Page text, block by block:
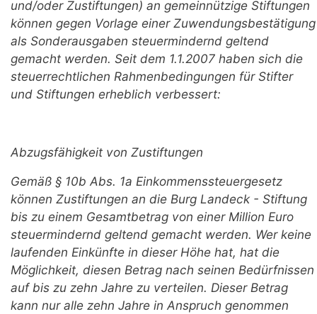
und/oder Zustiftungen) an gemeinnützige Stiftungen
können gegen Vorlage einer Zuwendungsbestätigung
als Sonderausgaben steuermindernd geltend
gemacht werden. Seit dem 1.1.2007 haben sich die
steuerrechtlichen Rahmenbedingungen für Stifter
und Stiftungen erheblich verbessert:
Abzugsfähigkeit von Zustiftungen
Gemäß § 10b Abs. 1a Einkommenssteuergesetz
können Zustiftungen an die Burg Landeck - Stiftung
bis zu einem Gesamtbetrag von einer Million Euro
steuermindernd geltend gemacht werden. Wer keine
laufenden Einkünfte in dieser Höhe hat, hat die
Möglichkeit, diesen Betrag nach seinen Bedürfnissen
auf bis zu zehn Jahre zu verteilen. Dieser Betrag
kann nur alle zehn Jahre in Anspruch genommen